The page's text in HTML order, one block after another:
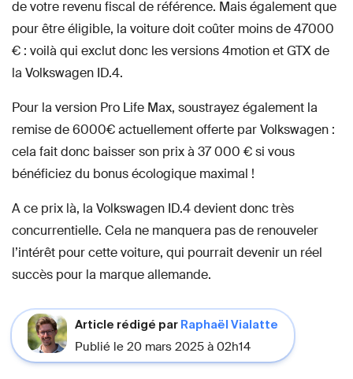
de votre revenu fiscal de référence. Mais également que
pour être éligible, la voiture doit coûter moins de 47000
€ : voilà qui exclut donc les versions 4motion et GTX de
la Volkswagen ID.4.
Pour la version Pro Life Max, soustrayez également la
remise de 6000€ actuellement offerte par Volkswagen :
cela fait donc baisser son prix à 37 000 € si vous
bénéficiez du bonus écologique maximal !
A ce prix là, la Volkswagen ID.4 devient donc très
concurrentielle. Cela ne manquera pas de renouveler
l’intérêt pour cette voiture, qui pourrait devenir un réel
succès pour la marque allemande.
Article rédigé par Raphaël Vialatte
Publié le 20 mars 2025 à 02h14